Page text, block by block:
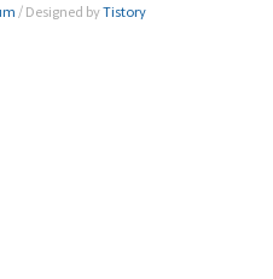
입을 추진하고 있
/ Designed byTistory